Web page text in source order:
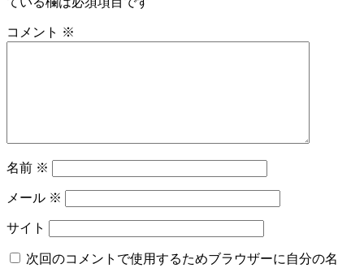
コメント ※
名前 ※
メール ※
サイト
次回のコメントで使用するためブラウザーに自分の名